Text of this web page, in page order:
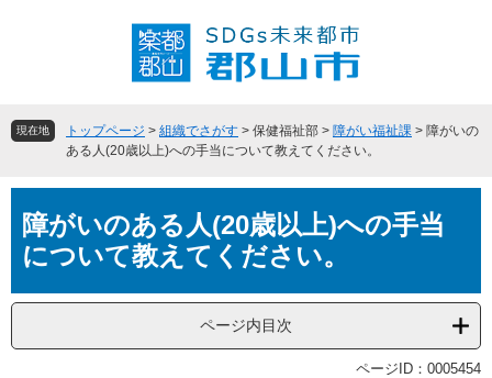
頭
飛現在地 トップページ > 組織でさがす > 保健福祉部 > 障がい福祉課 > 障がいの
ある人(20歳以上)への手当について教えてください。
文障がいのある人(20歳以上)への手当
について教えてください。
ページ内目次
ページID：0005454